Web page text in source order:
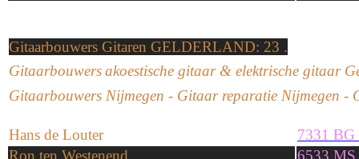
Gitaarbouwers Gitaren GELDERLAND: 23 .
Gitaarbouwersakoestische gitaar& elektrische gitaar
Gitaarbouwers Nijmegen - Gitaar reparatie Nijmegen -
Hans de Louter
7331 BG
Ron ten Westenend
6533